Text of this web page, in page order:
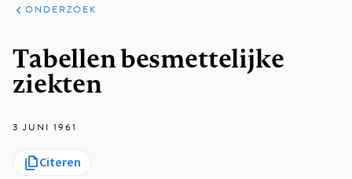
ARTIKELEN
ONDERZOEK
ONDERZOEK
Tabellen besmettelijke
ziekten
3 JUNI 1961
Citeren